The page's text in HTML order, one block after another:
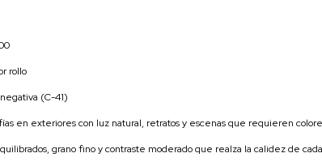
rollo
(C-41)
en exteriores con luz natural, retratos y escenas que requieren
grano fino y contraste moderado que realza la calidez de